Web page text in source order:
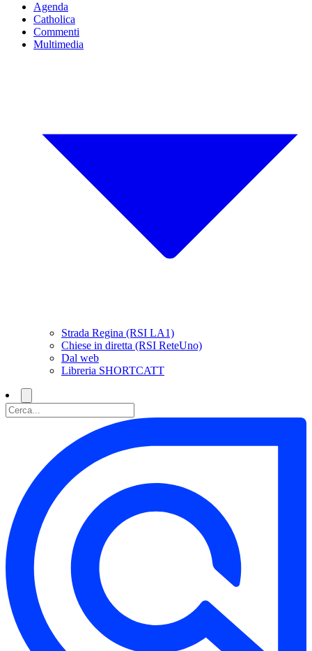
Agenda
Catholica
Commenti
Multimedia
Strada Regina (RSI LA1)
Chiese in diretta (RSI ReteUno)
Dal web
Libreria SHORTCATT